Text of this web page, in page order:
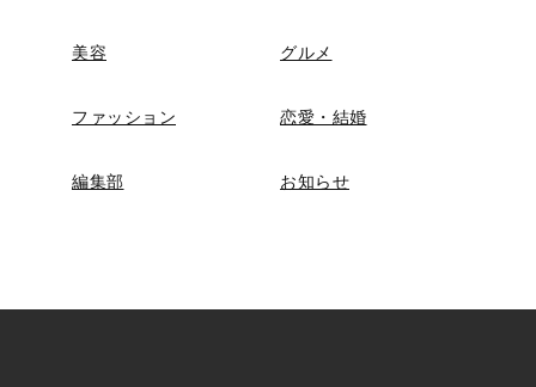
美容 グルメ
ファッション 恋愛・結婚
編集部 お知らせ